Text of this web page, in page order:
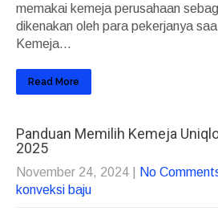
memakai kemeja perusahaan
dikenakan oleh para pekerjanya
Kemeja...
Read More
Panduan Memilih Kemeja
2025
November 24, 2024 No
konveksi baju